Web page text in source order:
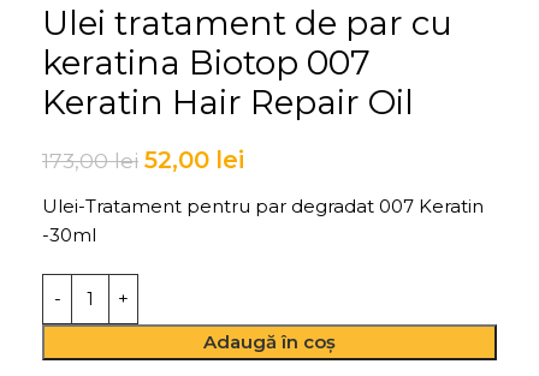
Ulei tratament de par cu
keratina Biotop 007
Keratin Hair Repair Oil
173,00lei 52,00 lei
Ulei-Tratament pentru par degradat 007 Keratin
-30ml
Adaugă în coș